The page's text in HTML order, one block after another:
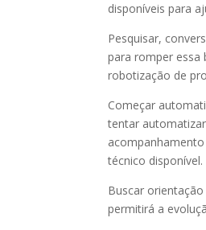
disponíveis para
Pesquisar,
para romper essa
robotização de
Começar
tentar
técnico disponível.
Buscar
permitirá a